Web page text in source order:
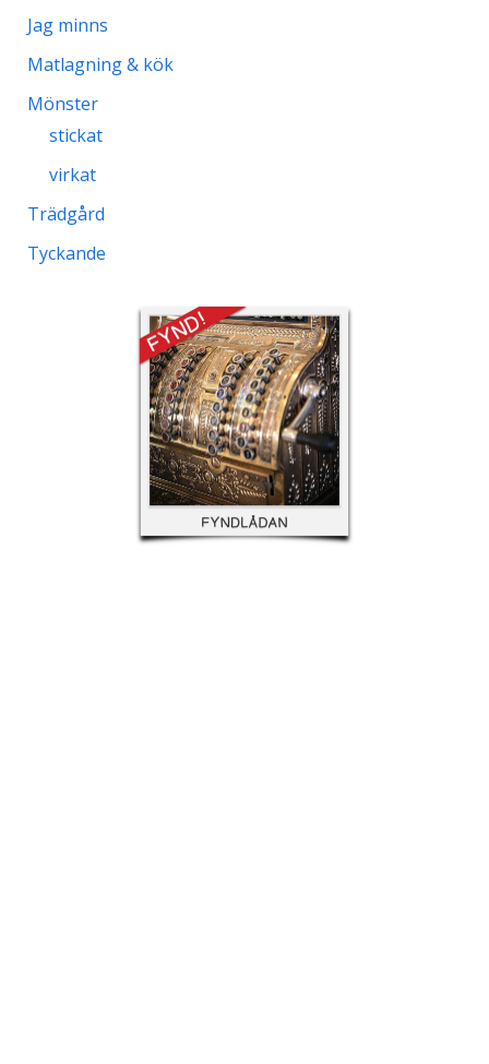
Jag minns
Matlagning & kök
Mönster
stickat
virkat
Trädgård
Tyckande